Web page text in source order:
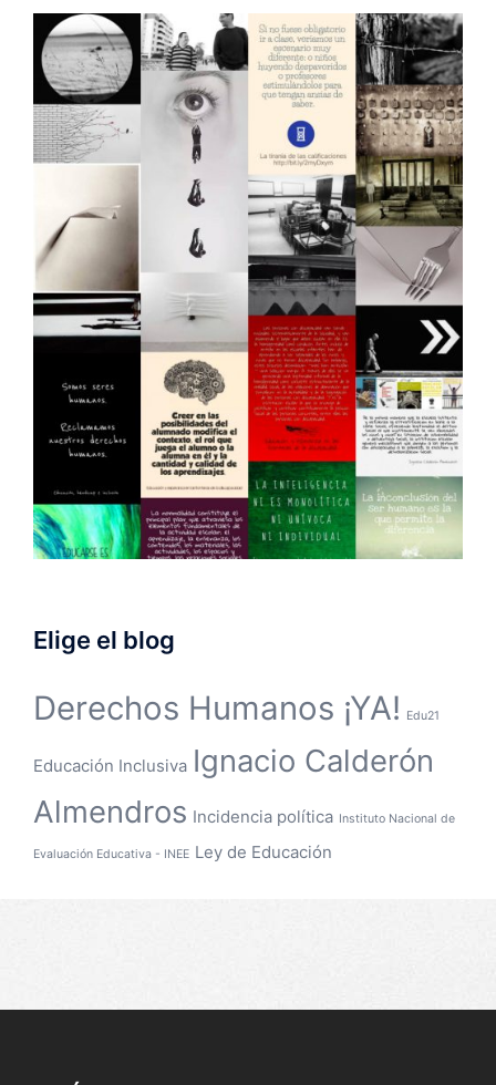
Elige el blog
Derechos Humanos ¡YA! Edu21
Educación Inclusiva Ignacio Calderón
Almendros Incidencia política Instituto Nacional de
Evaluación Educativa - INEE Ley de Educación